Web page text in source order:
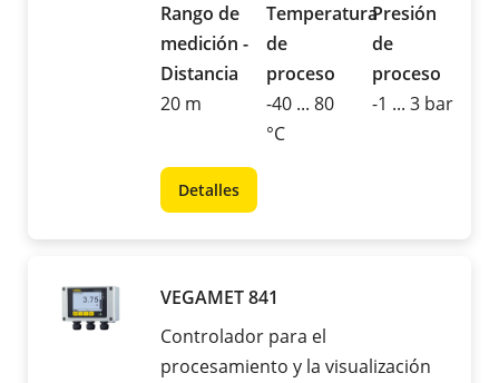
Rango de
medición -
Distancia
20 m
Temperatura
de
proceso
-40 ... 80
°C
Presión
de
proceso
-1 ... 3 bar
Detalles
VEGAMET 841
Controlador para el
procesamiento y la visualización